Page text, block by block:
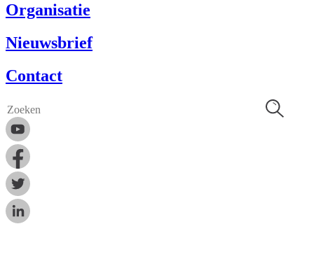
Organisatie
Nieuwsbrief
Contact